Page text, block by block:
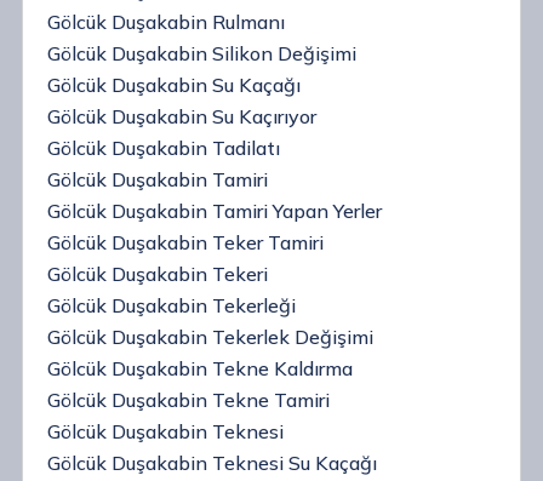
Gölcük Duşakabin Rulmanı
Gölcük Duşakabin Silikon Değişimi
Gölcük Duşakabin Su Kaçağı
Gölcük Duşakabin Su Kaçırıyor
Gölcük Duşakabin Tadilatı
Gölcük Duşakabin Tamiri
Gölcük Duşakabin Tamiri Yapan Yerler
Gölcük Duşakabin Teker Tamiri
Gölcük Duşakabin Tekeri
Gölcük Duşakabin Tekerleği
Gölcük Duşakabin Tekerlek Değişimi
Gölcük Duşakabin Tekne Kaldırma
Gölcük Duşakabin Tekne Tamiri
Gölcük Duşakabin Teknesi
Gölcük Duşakabin Teknesi Su Kaçağı